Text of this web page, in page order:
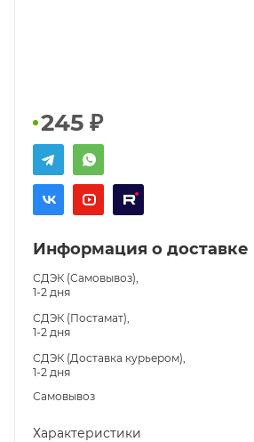
245 ₽
Информация о доставке
СДЭК (Самовывоз),
1-2 дня
СДЭК (Постамат),
1-2 дня
СДЭК (Доставка курьером),
1-2 дня
Самовывоз
Характеристики